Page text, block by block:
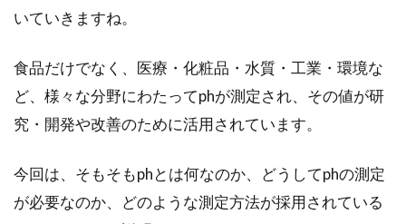
いていきますね。
食品だけでなく、医療・化粧品・水質・工業・環境な
ど、様々な分野にわたってphが測定され、その値が研
究・開発や改善のために活用されています。
今回は、そもそもphとは何なのか、どうしてphの測定
が必要なのか、どのような測定方法が採用されている